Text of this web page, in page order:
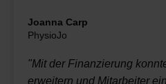
Joanna Carp
PhysioJo
"Mit der Finanzierung
erweitern und Mitarbeiter